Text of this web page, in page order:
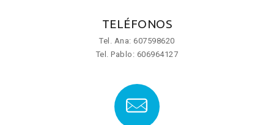
TELÉFONOS
Tel. Ana: 607598620
Tel. Pablo: 606964127